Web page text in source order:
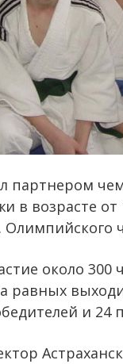
партнером
в возрасте от
около 300
равных
и 24